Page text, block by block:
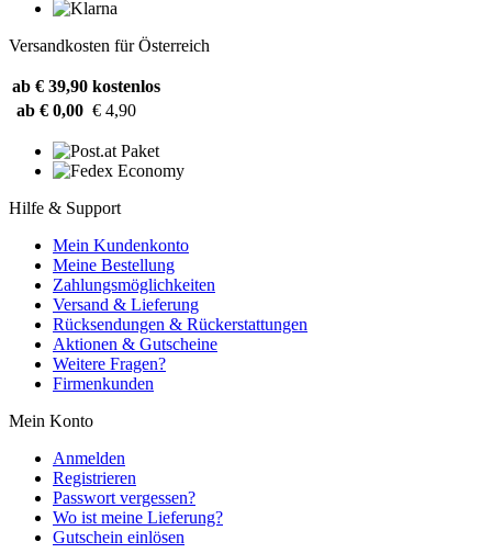
Versandkosten für Österreich
ab € 39,90 kostenlos
ab € 0,00 € 4,90
Hilfe & Support
Mein Kundenkonto
Meine Bestellung
Zahlungsmöglichkeiten
Versand & Lieferung
Rücksendungen & Rückerstattungen
Aktionen & Gutscheine
Weitere Fragen?
Firmenkunden
Mein Konto
Anmelden
Registrieren
Passwort vergessen?
Wo ist meine Lieferung?
Gutschein einlösen